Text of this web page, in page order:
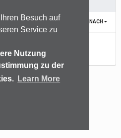
Besuch auf
Service zu
Nutzung
zu der
Learn More
SORTIEREN NACH
vorhanden